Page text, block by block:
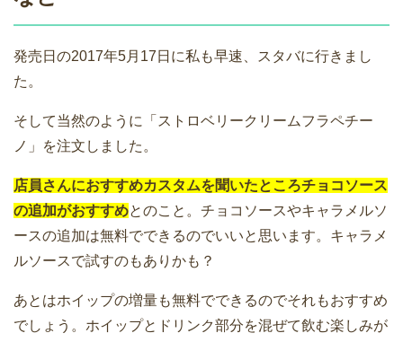
発売日の2017年5月17日に私も早速、スタバに行きまし
た。
そして当然のように「ストロベリークリームフラペチー
ノ」を注文しました。
店員さんにおすすめカスタムを聞いたところチョコソース
の追加がおすすめとのこと。チョコソースやキャラメルソ
ースの追加は無料でできるのでいいと思います。キャラメ
ルソースで試すのもありかも？
あとはホイップの増量も無料でできるのでそれもおすすめ
でしょう。ホイップとドリンク部分を混ぜて飲む楽しみが